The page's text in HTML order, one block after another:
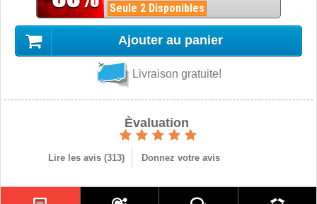
Seule 2 Disponibles
Ajouter au panier
Livraison gratuite!
Èvaluation
Lire les avis (313) Donnez votre avis